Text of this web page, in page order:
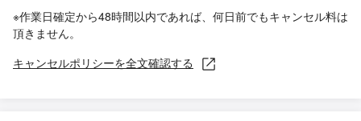
※作業日確定から48時間以内であれば、何日前でもキャンセル料は
頂きません。
キャンセルポリシーを全文確認する